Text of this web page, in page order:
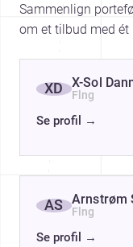
Sammenlign
om et tilbud med ét
XD X-Sol
Flng
Se profil →
AS Arnstrøm
Flng
Se profil →